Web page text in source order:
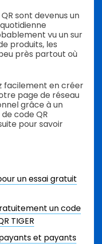
sont devenus un
vu un sur
produits, les
près partout où
facilement en créer
page de réseau
grâce à un
code QR
pour savoir
un essai gratuit
un code
TIGER
et payants